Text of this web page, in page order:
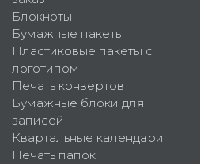
Блокноты
Бумажные пакеты
Пластиковые пакеты с
логотипом
Печать конвертов
Бумажные блоки для
записей
Квартальные календари
Печать папок